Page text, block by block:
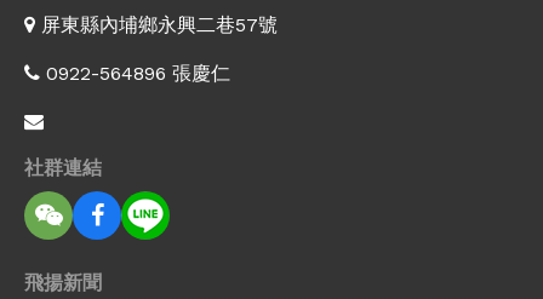
屏東縣內埔鄉永興二巷57號
0922-564896 張慶仁
社群連結
飛揚新聞